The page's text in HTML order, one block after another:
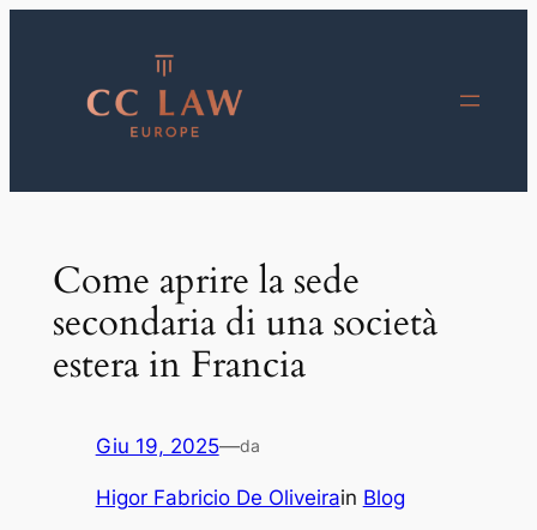
contenuto
Come aprire la sede
secondaria di una società
estera in Francia
Giu 19, 2025—da
Higor Fabricio De Oliveirain Blog